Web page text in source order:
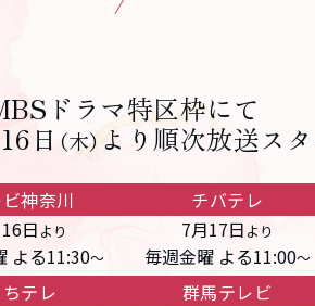
ドラマ特区枠にて
日 （木）より 順次放送スタ
神奈川
日 より
よる11:30～
チバテレ
7月17日 より
毎週金曜 よる11:00～
テレ
群馬テレビ